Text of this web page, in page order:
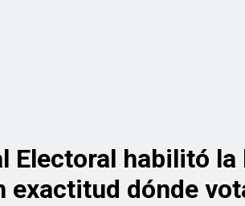
Electoral habilitó
exactitud dónde